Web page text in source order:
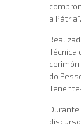
a Pátria”.
Técnica
do